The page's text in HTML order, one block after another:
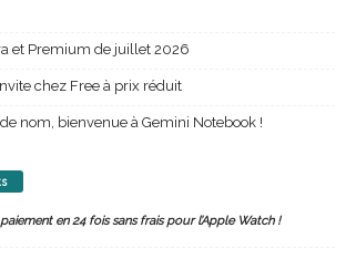
et Premium de juillet 2026
chez Free à prix réduit
nom, bienvenue à Gemini Notebook !
en 24 fois sans frais pour l’Apple Watch !